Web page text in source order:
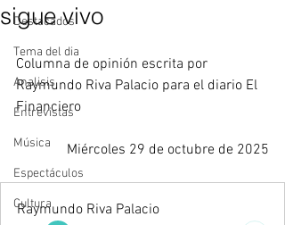
Destacados
Tema del dia
Analisis
Entrevistas
Música
Espectáculos
Cultura
sigue vivo
Columna de opinión escrita por
Raymundo Riva Palacio para el diario El
Financiero
Miércoles 29 de octubre de 2025
Raymundo Riva Palacio